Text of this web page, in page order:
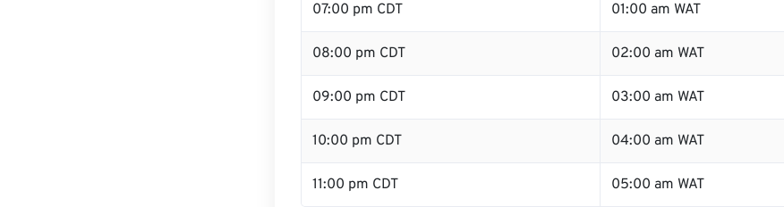
07:00 pm CDT 01:00 am WAT
08:00 pm CDT 02:00 am WAT
09:00 pm CDT 03:00 am WAT
10:00 pm CDT 04:00 am WAT
11:00 pm CDT 05:00 am WAT